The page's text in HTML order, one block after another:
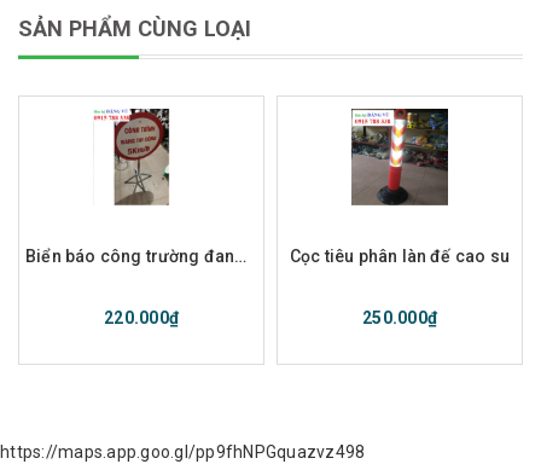
SẢN PHẨM CÙNG LOẠI
Biển báo công trường đang thi công
220.000₫
Cọc tiêu phân làn đế cao su
250.000₫
https://maps.app.goo.gl/pp9fhNPGquazvz498